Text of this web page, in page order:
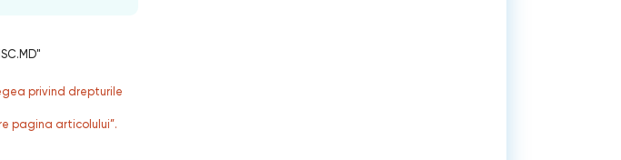
privind drepturile
pagina articolului”.